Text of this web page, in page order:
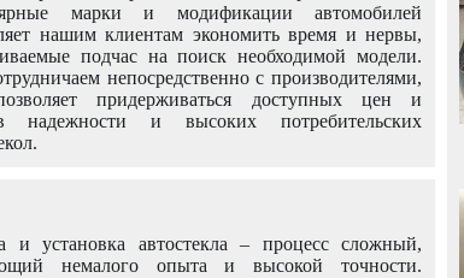
марки и модификации автомобилей
нашим клиентам экономить время и нервы,
подчас на поиск необходимой модели.
непосредственно с производителями,
придерживаться доступных цен и
надежности и высоких потребительских
и установка автостекла – процесс сложный,
немалого опыта и высокой точности.